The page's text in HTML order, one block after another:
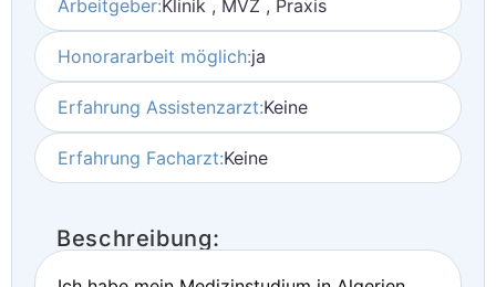
Arbeitgeber:Klinik , MVZ , Praxis
Honorararbeit möglich:ja
Erfahrung Assistenzarzt:Keine
Erfahrung Facharzt:Keine
Beschreibung: